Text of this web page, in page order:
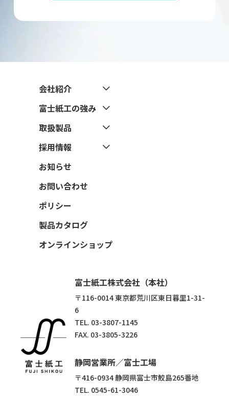
会社紹介
社長挨拶
会社概要
アクセス
富士紙工の強み
富士紙工の強み
よくあるご質問
取扱製品
自動手付手提げ袋
ボトル袋
角底袋
グリップ袋
ポリ袋・化成品
採用情報
会社を知る
仕事を知る
募集要項
お知らせ
お問い合わせ
ポリシー
製品カタログ
オンラインショップ
富士紙工株式会社（本社）
〒116-0014 東京都荒川区東日暮里1-31-
6
TEL. 03-3807-1145
FAX. 03-3805-3226
静岡営業所／富士工場
〒416-0934 静岡県富士市鮫島265番地
TEL. 0545-61-3046